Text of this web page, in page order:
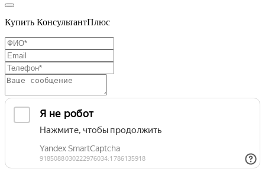
Купить КонсультантПлюс